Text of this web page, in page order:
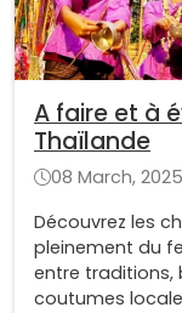
A faire et à
Thaïlande
08 March, 2025
Découvrez les
pleinement du
entre traditions,
coutumes